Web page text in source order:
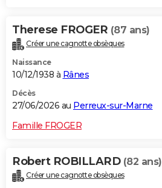
Therese FROGER (87 ans)
Créer une cagnotte obsèques
Naissance
10/12/1938 à Rânes
Décès
27/06/2026 au Perreux-sur-Marne
Famille FROGER
Robert ROBILLARD (82 ans)
Créer une cagnotte obsèques